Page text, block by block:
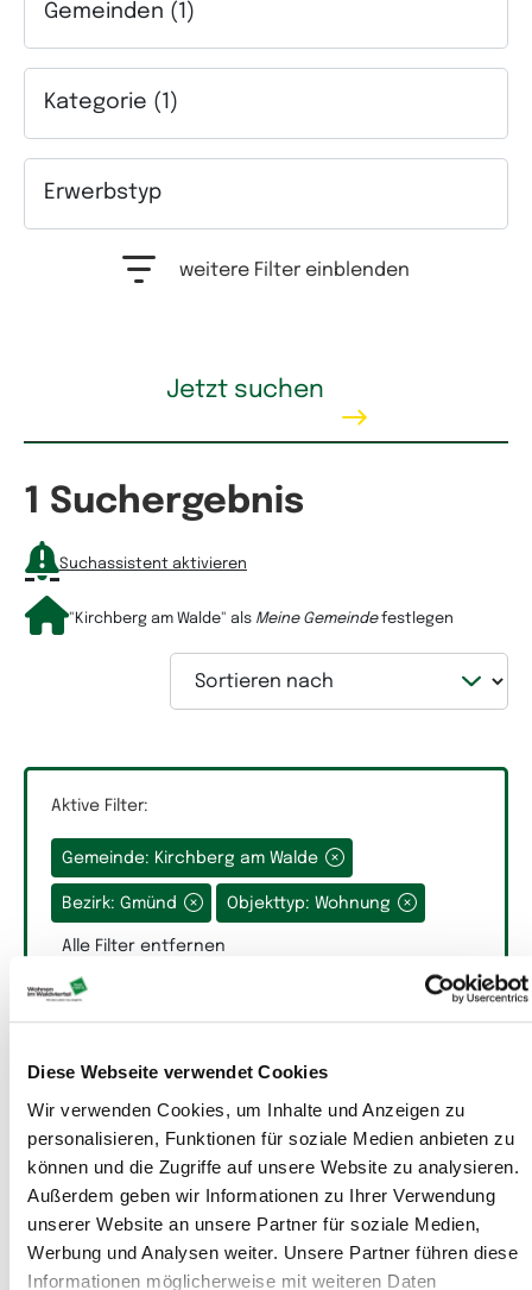
Diese Webseite verwendet Cookies
Wir verwenden Cookies, um Inhalte und Anzeigen zu
personalisieren, Funktionen für soziale Medien anbieten zu
können und die Zugriffe auf unsere Website zu analysieren.
Außerdem geben wir Informationen zu Ihrer Verwendung
unserer Website an unsere Partner für soziale Medien,
Werbung und Analysen weiter. Unsere Partner führen diese
Informationen möglicherweise mit weiteren Daten
Gemeinden (1)
Kategorie (1)
Erwerbstyp
weitere Filter einblenden
Grundfläche
Räume
Auswahlfeld Räume.
Jetzt suchen
1 Suchergebnis
Suchassistent aktivieren
"Kirchberg am Walde" als Meine Gemeindefestlegen
Sortieren nach
Aktive Filter:
Gemeinde: Kirchberg am Walde
Bezirk: Gmünd Objekttyp: Wohnung
Alle Filter entfernen